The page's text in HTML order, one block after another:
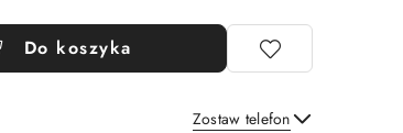
Do koszyka
Zostaw telefon